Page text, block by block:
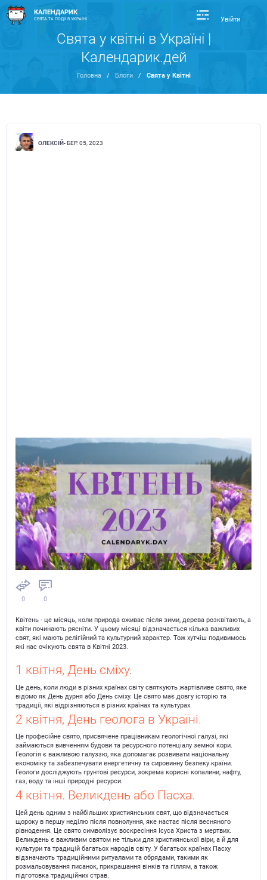
КАЛЕНДАРИК
СВЯТА ТА ПОДІЇ В УКРАЇНІ Увійти
Свята у квітні в Україні |
Календарик.дей
Головна / Блоги / Свята у Квітні
ОЛЕКСІЙ- БЕР. 05, 2023
0 0
Квітень - це місяць, коли природа оживає після зими, дерева розквітають, а
квіти починають рясніти. У цьому місяці відзначається кілька важливих
свят, які мають релігійний та культурний характер. Тож хутчіш подивимось
які нас очікують свята в Квітні 2023.
1 квітня, День сміху.
Це день, коли люди в різних країнах світу святкують жартівливе свято, яке
відомо як День дурня або День сміху. Це свято має довгу історію та
традиції, які відрізняються в різних країнах та культурах.
2 квітня, День геолога в Україні.
Це професійне свято, присвячене працівникам геологічної галузі, які
займаються вивченням будови та ресурсного потенціалу земної кори.
Геологія є важливою галуззю, яка допомагає розвивати національну
економіку та забезпечувати енергетичну та сировинну безпеку країни.
Геологи досліджують грунтові ресурси, зокрема корисні копалини, нафту,
газ, воду та інші природні ресурси.
4 квітня. Великдень або Пасха.
Цей день одним з найбільших християнських свят, що відзначається
щороку в першу неділю після повнолуння, яке настає після весняного
рівнодення. Це свято символізує воскресіння Ісуса Христа з мертвих.
Великдень є важливим святом не тільки для християнської віри, а й для
культури та традицій багатьох народів світу. У багатьох країнах Пасху
відзначають традиційними ритуалами та обрядами, такими як
розмальовування писанок, прикрашання вінків та гіллям, а також
підготовка традиційних страв.